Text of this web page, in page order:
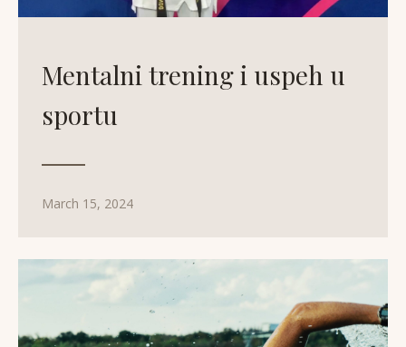
Mentalni trening i uspeh u
sportu
March 15, 2024